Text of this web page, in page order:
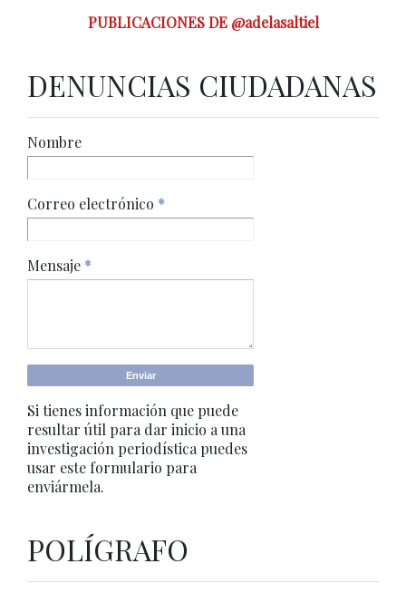
PUBLICACIONES DE @adelasaltiel
DENUNCIAS CIUDADANAS
Nombre
Correo electrónico *
Mensaje *
Si tienes información que puede
resultar útil para dar inicio a una
investigación periodística puedes
usar este formulario para
enviármela.
POLÍGRAFO